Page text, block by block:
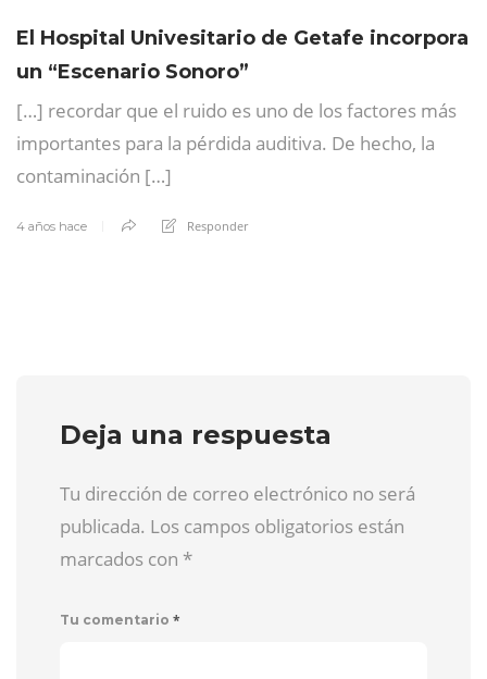
El Hospital Univesitario de Getafe incorpora
un “Escenario Sonoro”
[…] recordar que el ruido es uno de los factores más
importantes para la pérdida auditiva. De hecho, la
contaminación […]
4 años hace Responder
Deja una respuesta
Tu dirección de correo electrónico no será
publicada. Los campos obligatorios están
marcados con *
Tu comentario *